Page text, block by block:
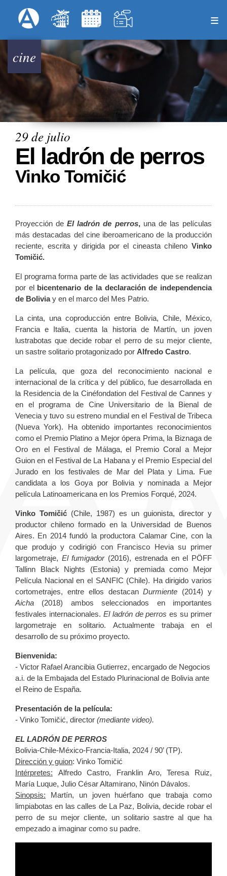
al
principal
Menú Superior
cine
29 de julio
El ladrón de perros
Vinko Tomičić
Proyección deEl ladrón de perros,una de las películas
más destacadas del cine iberoamericano de la producción
reciente, escrita y dirigida por el cineasta chileno Vinko
Tomičić.
El programa forma parte de las actividades que se realizan
por el bicentenario de la declaración de independencia
de Boliviay en el marco del Mes Patrio.
La cinta, una coproducción entre Bolivia, Chile, México,
Francia e Italia, cuenta la historia de Martín, un joven
lustrabotas que decide robar el perro de su mejor cliente,
un sastre solitario protagonizado por Alfredo Castro.
La película, que goza del reconocimiento nacional e
internacional de la crítica y del público, fue desarrollada en
la Residencia de la Cinéfondation del Festival de Cannes y
en el programa de Cine Universitario de la Bienal de
Venecia y tuvo su estreno mundial en el Festival de Tribeca
(Nueva York). Ha obtenido importantes reconocimientos
como el Premio Platino a Mejor ópera Prima, la Biznaga de
Oro en el Festival de Málaga, el Premio Coral a Mejor
Guion en el Festival de La Habana y el Premio Especial del
Jurado en los festivales de Mar del Plata y Lima. Fue
candidata a los Goya por Bolivia y nominada a Mejor
película Latinoamericana en los Premios Forqué, 2024.
Vinko Tomičić (Chile, 1987) es un guionista, director y
productor chileno formado en la Universidad de Buenos
Aires. En 2014 fundó la productora Calamar Cine, con la
que produjo y codirigió con Francisco Hevia su primer
largometraje, El fumigador (2016), estrenada en el PÖFF
Tallinn Black Nights (Estonia) y premiada como Mejor
Película Nacional en el SANFIC (Chile). Ha dirigido varios
cortometrajes, entre ellos destacanDurmiente (2014) y
Aicha (2018) ambos seleccionados en importantes
festivales internacionales. El ladrón de perros es su primer
largometraje en solitario. Actualmente trabaja en el
desarrollo de su próximo proyecto.
Bienvenida:
- Victor Rafael Arancibia Gutierrez, encargado de Negocios
a.i. de la Embajada del Estado Plurinacional de Bolivia ante
el Reino de España.
Presentación de la película:
- Vinko Tomičić, director (mediante video).
EL LADRÓN DE PERROS
Bolivia-Chile-México-Francia-Italia, 2024 / 90’ (TP).
Dirección y guion: Vinko Tomičić
Intérpretes:
Alfredo Castro, Franklin Aro, Teresa Ruiz,
María Luque, Julio César Altamirano, Ninón Dávalos.
Sinopsis:
Martín, un joven huérfano que trabaja como
limpiabotas en las calles de La Paz, Bolivia, decide robar el
perro de su mejor cliente, un solitario sastre al que ha
empezado a imaginar como su padre.